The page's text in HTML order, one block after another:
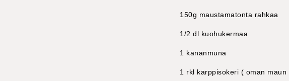
150g maustamatonta rahkaa
1/2 dl kuohukermaa
1 kananmuna
1 rkl karppisokeri ( oman maun